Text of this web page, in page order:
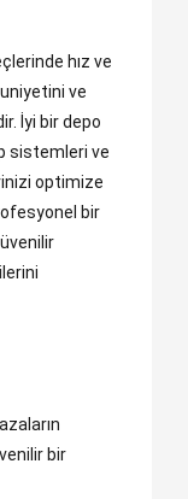
hız ve
ve
İyi bir depo
sistemleri ve
optimize
bir
bir